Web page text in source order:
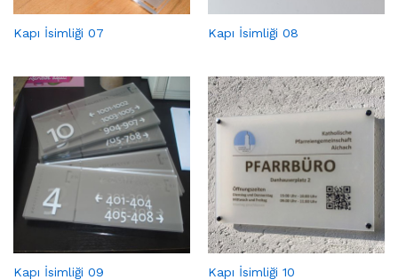
Kapı İsimliği 07 Kapı İsimliği 08
Kapı İsimliği 09 Kapı İsimliği 10